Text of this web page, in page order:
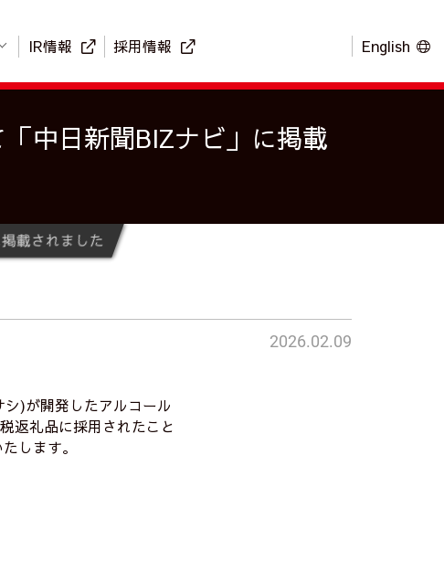
IR情報 採用情報 English
中日新聞BIZナビ」に掲載
載されました
2026.02.09
)が開発したアルコール
返礼品に採用されたこと
します。